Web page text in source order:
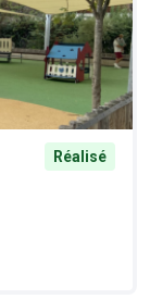
Réalisé